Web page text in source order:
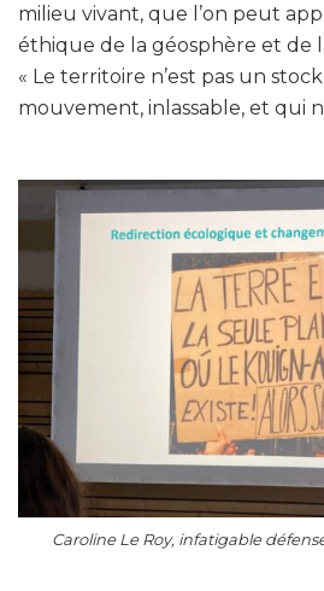
milieu vivant, que l’on peut
éthique de la géosphère et de
« Le territoire n’est pas un
mouvement, inlassable, et qui
Caroline Le Roy, infatigable